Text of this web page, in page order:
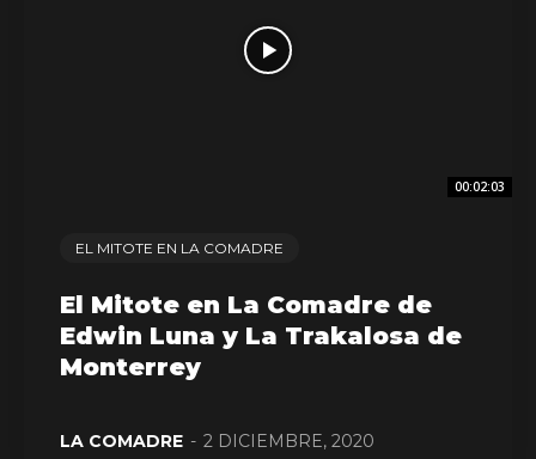
00:02:03
EL MITOTE EN LA COMADRE
El Mitote en La Comadre de
Edwin Luna y La Trakalosa de
Monterrey
LA COMADRE - 2 DICIEMBRE, 2020